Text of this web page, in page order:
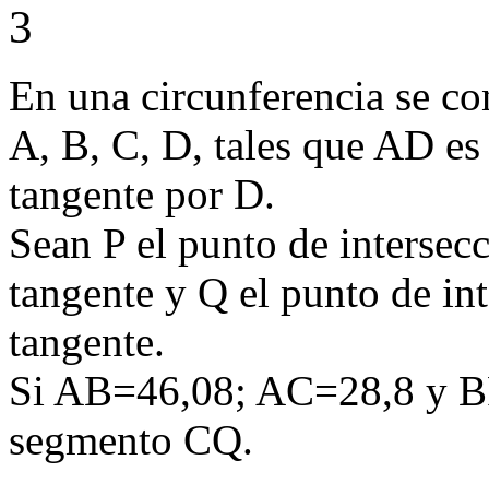
3
En una circunferencia se
A, B, C, D, tales que AD
tangente por D.
Sean P el punto de
tangente y Q el punto de
tangente.
Si AB=46,08; AC=28,8 y
segmento CQ.